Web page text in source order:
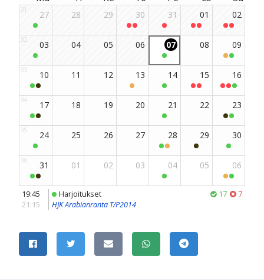
JAA SIVU
Jaa Facebookissa
Jaa TwitterissäJaa sähköpostitse
Jaa WhatsAppissa
Jaa Telegramissa